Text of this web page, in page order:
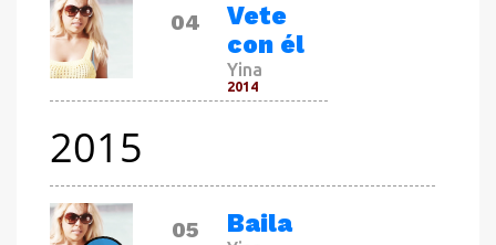
04
Vete
con él
Yina
2014
2015
05 Baila